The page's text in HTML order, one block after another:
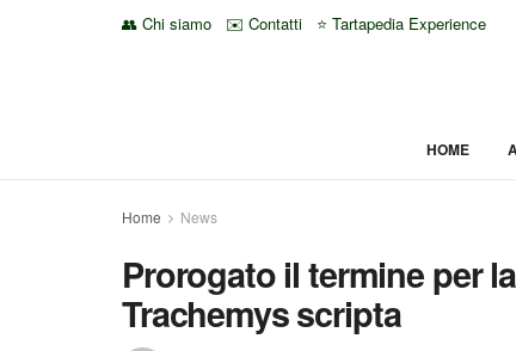
👥 Chi siamo ✉️ Contatti ⭐ Tartapedia Experience
HOME
Home News
Prorogato il termine per
Trachemys scripta